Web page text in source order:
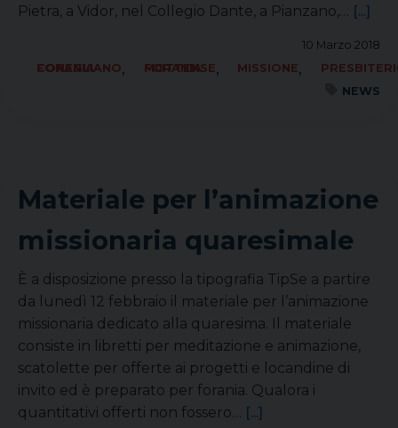
Pietra, a Vidor, nel Collegio Dante, a Pianzano,… [...]
10 Marzo 2018
FORANIA CONEGLIANO, FORANIA MOTTENSE, MISSIONE,
NEWS
Materiale per l’animazione
missionaria quaresimale
È a disposizione presso la tipografia TipSe a partire
da lunedì 12 febbraio il materiale per l’animazione
missionaria dedicato alla quaresima. Il materiale
consiste in libretti per meditazione e animazione,
scatolette per offerte ai progetti e locandine di
invito ed è preparato per forania. Qualora i
quantitativi offerti non fossero… [...]